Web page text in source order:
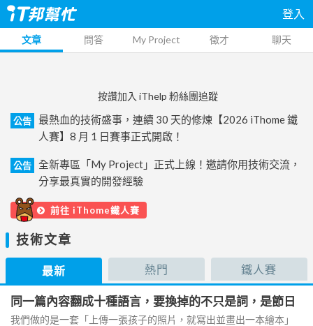
登入
文章 問答 My Project 徵才 聊天
按讚加入 iThelp 粉絲團追蹤
公告
最熱血的技術盛事，連續 30 天的修煉【2026 iThome 鐵
人賽】8 月 1 日賽事正式開啟！
公告
全新專區「My Project」正式上線！邀請你用技術交流，
分享最真實的開發經驗
前往 iThome鐵人賽
技術文章
最新 熱門 鐵人賽
同一篇內容翻成十種語言，要換掉的不只是詞，是節日
我們做的是一套「上傳一張孩子的照片，就寫出並畫出一本繪本」